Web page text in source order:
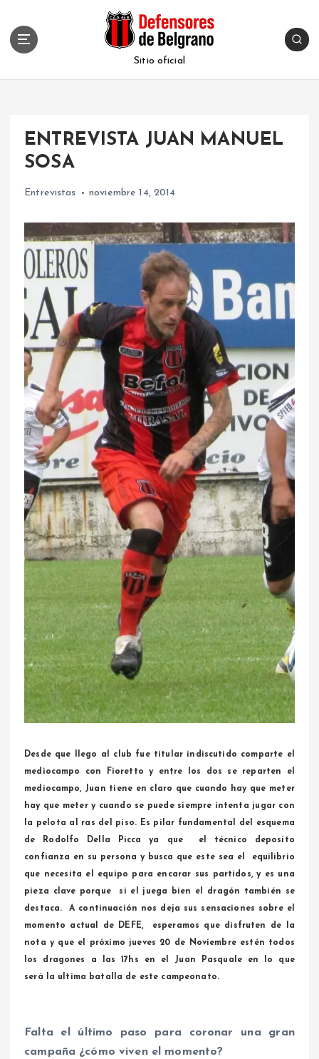
Sitio oficial
ENTREVISTA JUAN MANUEL
SOSA
Entrevistas noviembre 14, 2014
Desde que llego al club fue titular indiscutido comparte el
mediocampo con Fioretto y entre los dos se reparten el
mediocampo, Juan tiene en claro que cuando hay que meter
hay que meter y cuando se puede siempre intenta jugar con
la pelota al ras del piso. Es pilar fundamental del esquema
de Rodolfo Della Picca ya que el técnico deposito
confianza en su persona y busca que este sea el equilibrio
que necesita el equipo para encarar sus partidos, y es una
pieza clave porque si el juega bien el dragón también se
destaca. A continuación nos deja sus sensaciones sobre el
momento actual de DEFE, esperamos que disfruten de la
nota y que el próximo jueves 20 de Noviembre estén todos
los dragones a las 17hs en el Juan Pasquale en lo que
será la ultima batalla de este campeonato.
Falta el último paso para coronar una gran
campaña ¿cómo viven el momento?